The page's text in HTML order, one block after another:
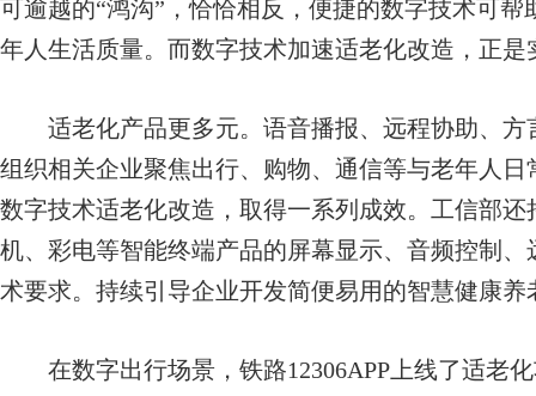
可逾越的“鸿沟”，恰恰相反，便捷的数字技术可
年人生活质量。而数字技术加速适老化改造，正
适老化产品更多元。语音播报、远程协助、
组织相关企业聚焦出行、购物、通信等与老年人
数字技术适老化改造，取得一系列成效。工信部
机、彩电等智能终端产品的屏幕显示、音频控制
术要求。持续引导企业开发简便易用的智慧健康养
在数字出行场景，铁路12306APP上线了适老